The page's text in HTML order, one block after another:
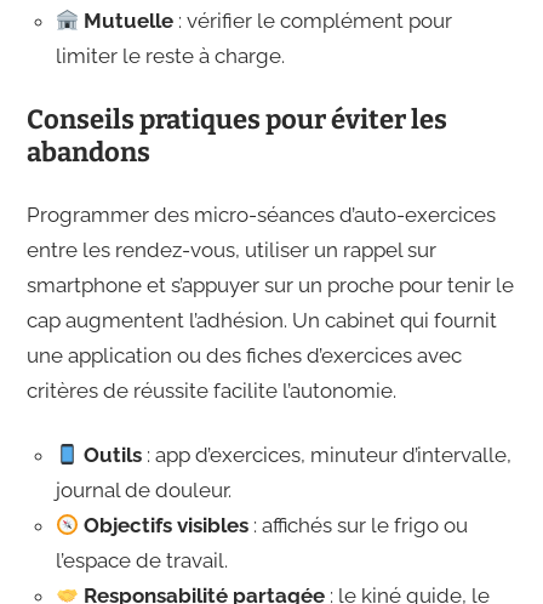
Mutuelle: vérifier le complément pour
limiter le reste à charge.
Conseils pratiques pour éviter les
abandons
Programmer des micro-séances d’auto-exercices
entre les rendez-vous, utiliser un rappel sur
smartphone et s’appuyer sur un proche pour tenir le
cap augmentent l’adhésion. Un cabinet qui fournit
une application ou des fiches d’exercices avec
critères de réussite facilite l’autonomie.
Outils: app d’exercices, minuteur d’intervalle,
journal de douleur.
Objectifs visibles: affichés sur le frigo ou
l’espace de travail.
Responsabilité partagée: le kiné guide, le